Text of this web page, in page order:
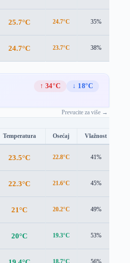
25.7°C 24.7°C 35%
24.7°C 23.7°C 38%
↑ 34°C
↓ 18°C
Prevucite za više →
Temperatura Osećaj Vlažnost
23.5°C 22.8°C 41%
22.3°C 21.6°C 45%
21°C 20.2°C 49%
20°C 19.3°C 53%
18.7°C 56%